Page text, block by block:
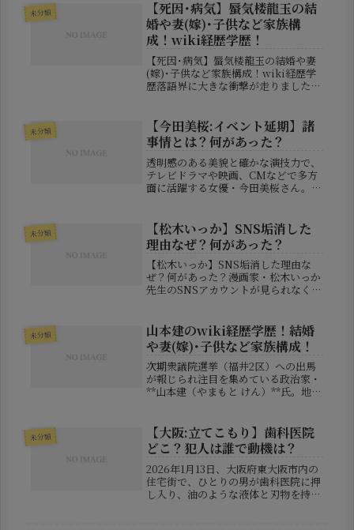
たのです。この訃報は6月4日、彼が主
宰する音楽塾ヴォイスの公式...
未分類
【死因･病気】蜃気楼龍玉の結
婚や妻(嫁)･子供など家族構
成！wiki経歴学歴！
【死因･病気】蜃気楼龍玉の結婚や妻
(嫁)･子供など家族構成！wiki経歴学
歴落語界に大きな衝撃が走りました。
め亡くなっていたことを発表しまし
た。享年53でした。蜃気...
未分類
【今田美桜:イベント延期】諸
事情とは？何があった？
透明感のある美貌と確かな演技力で、
テレビドラマや映画、CMなどで多方
面に活躍する女優・今田美桜さん。そ
月18日に発表され、大きな注目を集め
ました。イベント当選者の期待が...
未分類
【松木いっか】SNS垢消した
理由なぜ？何があった？
【松木いっか】SNS垢消した理由な
ぜ？何があった？漫画家・松木いっか
先生のSNSアカウントが見られなくな
ントを削除したのではないか」「何か
トラブルがあったのか」「二次創作...
未分類
山本建のwiki経歴学歴！結婚
や妻(嫁)･子供など家族構成！
次期衆議院選挙（福井2区）への出馬
が報じられ注目を集めている政治家・
**山本建（やまもと けん）**氏。地方
めようとしています。今回は、そんな
山本建さんについて、出身地や年...
未分類
【大阪:立てこもり】歯科医院
どこ？犯人は誰で動機は？
2026年1月13日、大阪府東大阪市内の
住宅街で、ひとりの男が歯科医院に押
し入り、油のような液体と刃物を持っ